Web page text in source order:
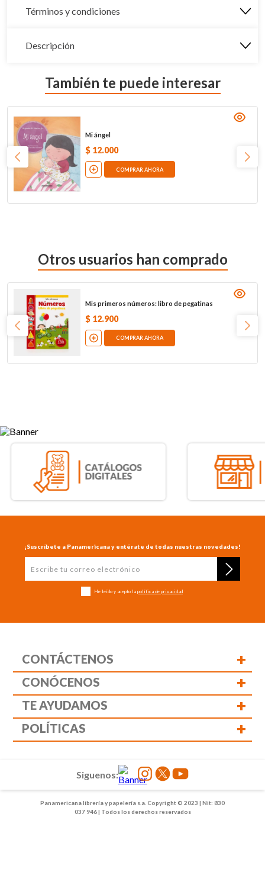
Términos y condiciones
Descripción
También te puede interesar
Mi ángel
$ 12.000
COMPRAR AHORA
Otros usuarios han comprado
Mis primeros números: libro de pegatinas
$ 12.900
COMPRAR AHORA
¡Suscríbete a Panamericana y entérate de todas nuestras novedades!
He leído y acepto la política de privacidad
CONTÁCTENOS +
CONÓCENOS +
TE AYUDAMOS +
POLÍTICAS +
Panamericana librería y papelería s.a. Copyright © 2023 | Nit: 830
037 946 | Todos los derechos reservados
Siguenos: